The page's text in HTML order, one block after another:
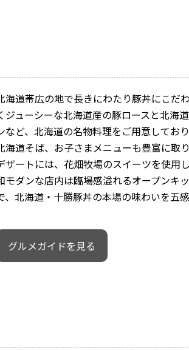
海道帯広の地で長きにわたり豚丼にこだ
ジューシーな北海道産の豚ロースと北海
など、北海道の名物料理をご用意しており
海道そば、お子さまメニューも豊富に取
ザートには、花畑牧場のスイーツを使用し
モダンな店内は臨場感溢れるオープンキ
、北海道・十勝豚丼の本場の味わいを五
グルメガイドを見る